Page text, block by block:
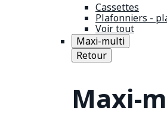
Cassettes
Plafonniers -
Voir tout
Maxi-multi
Retour
Maxi-